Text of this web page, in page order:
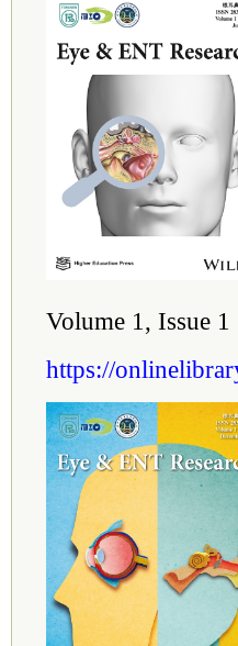
Volume 1, Issue 1
https://